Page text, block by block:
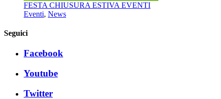
FESTA CHIUSURA ESTIVA EVENTI
Eventi, News
Seguici
Facebook
Youtube
Twitter